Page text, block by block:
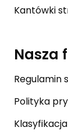
Kantówki
Nasza
Regulamin
Polityka